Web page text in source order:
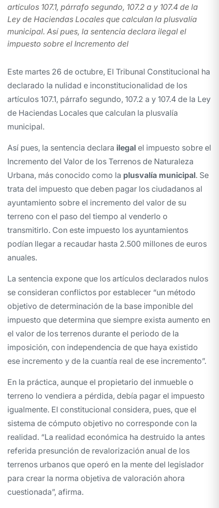
artículos 107.1, párrafo segundo, 107.2 a y 107.4 de la
Ley de Haciendas Locales que calculan la plusvalía
municipal. Así pues, la sentencia declara ilegal el
impuesto sobre el Incremento del
Este martes 26 de octubre, El Tribunal Constitucional ha
declarado la nulidad e inconstitucionalidad de los
artículos 107.1, párrafo segundo, 107.2 a y 107.4 de la Ley
de Haciendas Locales que calculan la plusvalía
municipal.
Así pues, la sentencia declara ilegal el impuesto sobre el
Incremento del Valor de los Terrenos de Naturaleza
Urbana, más conocido como la plusvalía municipal. Se
trata del impuesto que deben pagar los ciudadanos al
ayuntamiento sobre el incremento del valor de su
terreno con el paso del tiempo al venderlo o
transmitirlo. Con este impuesto los ayuntamientos
podían llegar a recaudar hasta 2.500 millones de euros
anuales.
La sentencia expone que los artículos declarados nulos
se consideran conflictos por establecer “un método
objetivo de determinación de la base imponible del
impuesto que determina que siempre exista aumento en
el valor de los terrenos durante el periodo de la
imposición, con independencia de que haya existido
ese incremento y de la cuantía real de ese incremento”.
En la práctica, aunque el propietario del inmueble o
terreno lo vendiera a pérdida, debía pagar el impuesto
igualmente. El constitucional considera, pues, que el
sistema de cómputo objetivo no corresponde con la
realidad. “La realidad económica ha destruido la antes
referida presunción de revalorización anual de los
terrenos urbanos que operó en la mente del legislador
para crear la norma objetiva de valoración ahora
cuestionada”, afirma.